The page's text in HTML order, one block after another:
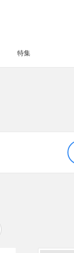
特集